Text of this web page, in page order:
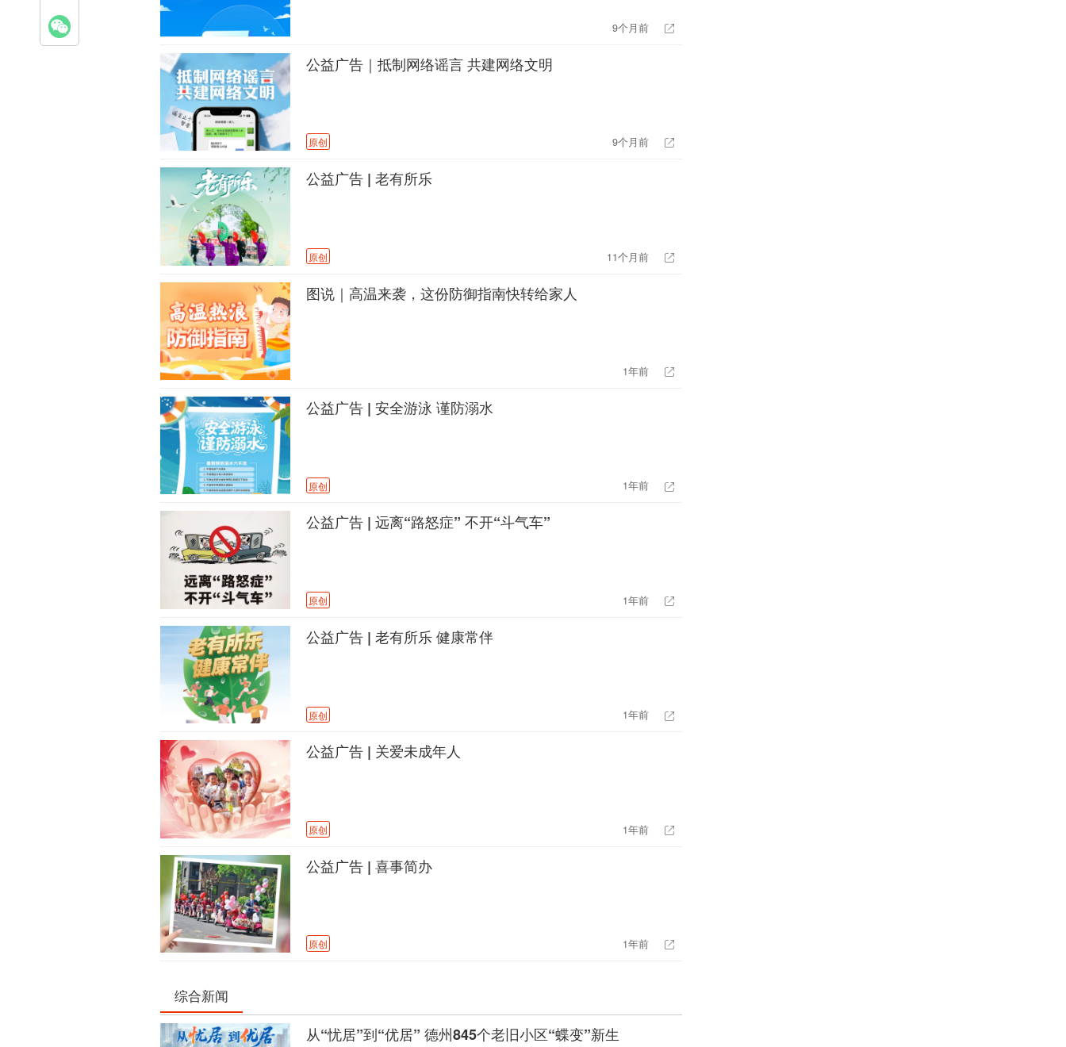
9个月前
公益广告｜抵制网络谣言 共建网络文明
原创 9个月前
公益广告 | 老有所乐
原创 11个月前
图说｜高温来袭，这份防御指南快转给家人
1年前
公益广告 | 安全游泳 谨防溺水
原创 1年前
公益广告 | 远离“路怒症” 不开“斗气车”
原创 1年前
公益广告 | 老有所乐 健康常伴
原创 1年前
公益广告 | 关爱未成年人
原创 1年前
公益广告 | 喜事简办
原创 1年前
综合新闻
从“忧居”到“优居” 德州845个老旧小区“蝶变”新生